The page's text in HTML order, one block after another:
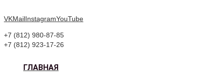
VKMailInstagramYouTube
+7 (812) 980-87-85
+7 (812) 923-17-26
ГЛАВНАЯ